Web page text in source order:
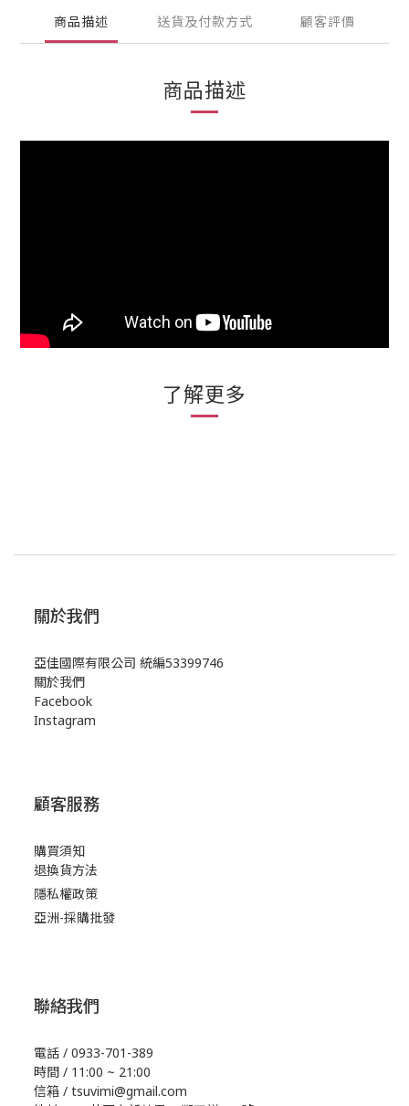
商品描述 送貨及付款方式 顧客評價
商品描述
了解更多
關於我們
亞佳國際有限公司 統編53399746
關於我們
Facebook
Instagram
顧客服務
購買須知
退換貨方法
隱私權政策
亞洲-採購批發
聯絡我們
電話 / 0933-701-389
時間 / 11:00 ~ 21:00
信箱 / tsuvimi@gmail.com